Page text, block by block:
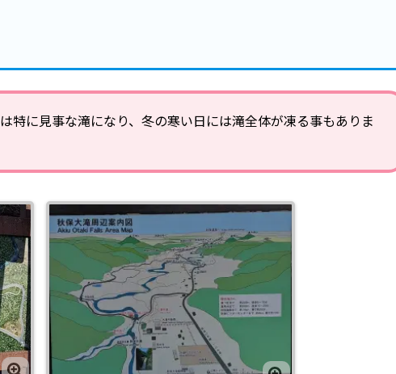
特に見事な滝になり、冬の寒い日には滝全体が凍る事もありま